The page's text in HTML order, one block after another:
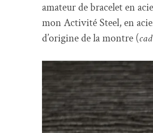
amateur de bracelet en
mon Activité Steel, en
d’origine de la montre (